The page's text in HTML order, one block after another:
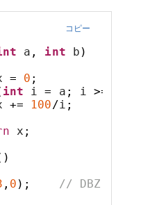
コピー
a , int b )
= 0 ;
int i = a ; i >=
+= 100/i ;
x ;
, 0 );
//